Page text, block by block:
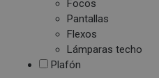
Focos
Pantallas
Flexos
Lámparas techo
Plafón